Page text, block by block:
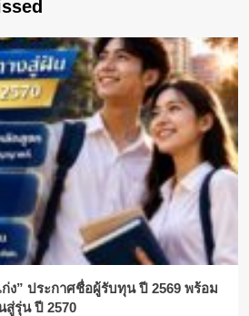
ง” ประกาศชื่อผู้รับทุน ปี 2569 พร้อม
สู่รุ่น ปี 2570